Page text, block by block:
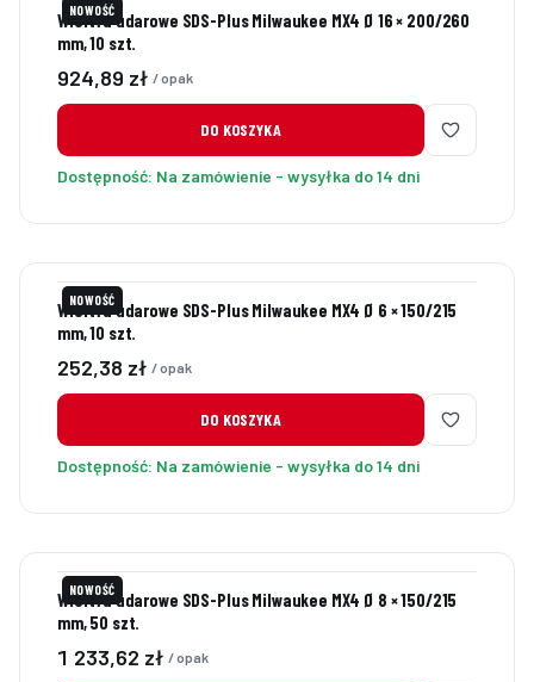
NOWOŚĆ
Wiertła udarowe SDS-Plus Milwaukee MX4 Ø 16 × 200/260
mm, 10 szt.
Cena
924,89 zł / opak
DO KOSZYKA
Dostępność: Na zamówienie - wysyłka do 14 dni
NOWOŚĆ
Wiertła udarowe SDS-Plus Milwaukee MX4 Ø 6 × 150/215
mm, 10 szt.
Cena
252,38 zł / opak
DO KOSZYKA
Dostępność: Na zamówienie - wysyłka do 14 dni
NOWOŚĆ
Wiertła udarowe SDS-Plus Milwaukee MX4 Ø 8 × 150/215
mm, 50 szt.
Cena
1 233,62 zł / opak